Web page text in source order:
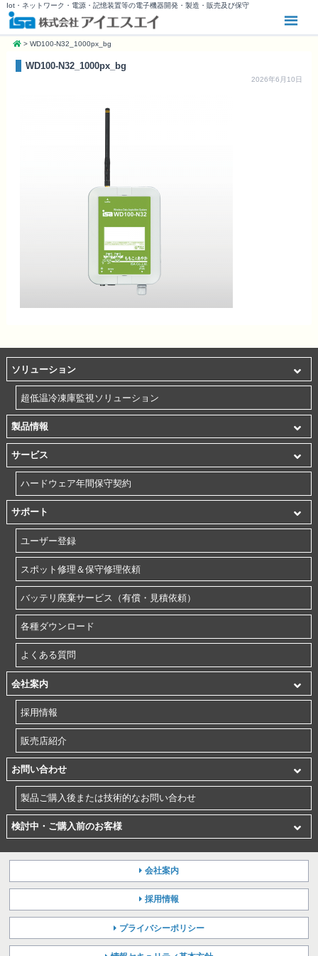
Iot・ネットワーク・電源・記憶装置等の電子機器開発・製造・販売及び保守
> WD100-N32_1000px_bg
WD100-N32_1000px_bg
2026年6月10日
ソリューション
超低温冷凍庫監視ソリューション
製品情報
サービス
ハードウェア年間保守契約
サポート
ユーザー登録
スポット修理＆保守修理依頼
バッテリ廃棄サービス（有償・見積依頼）
各種ダウンロード
よくある質問
会社案内
採用情報
販売店紹介
お問い合わせ
製品ご購入後または技術的なお問い合わせ
検討中・ご購入前のお客様
会社案内
採用情報
プライバシーポリシー